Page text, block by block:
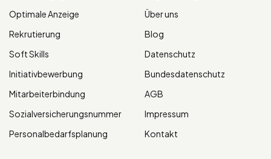
Optimale Anzeige
Rekrutierung
Soft Skills
Initiativbewerbung
Mitarbeiterbindung
Sozialversicherungsnummer
Personalbedarfsplanung
Über uns
Blog
Datenschutz
Bundesdatenschutz
AGB
Impressum
Kontakt